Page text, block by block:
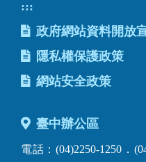
:::
政府網站資料開放
隱私權保護政策
網站安全政策
臺中辦公區
電話：(04)2250-1250．